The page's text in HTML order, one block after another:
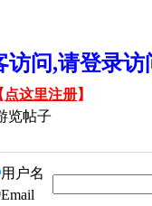
访问,请登录
点这里注册】
览帖子
用户名
Email